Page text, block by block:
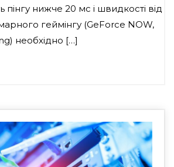
нижче 20 мс і швидкості від
геймінгу (GeForce NOW,
необхідно […]